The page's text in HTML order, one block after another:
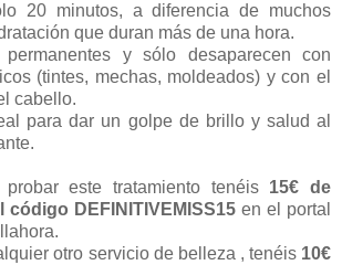
20 minutos, a diferencia de muchos
que duran más de una hora.
y sólo desaparecen con
(tintes, mechas, moldeados) y con el
cabello.
para dar un golpe de brillo y salud al
este tratamiento tenéis 15€ de
DEFINITIVEMISS15 en el portal
otro servicio de belleza , tenéis 10€